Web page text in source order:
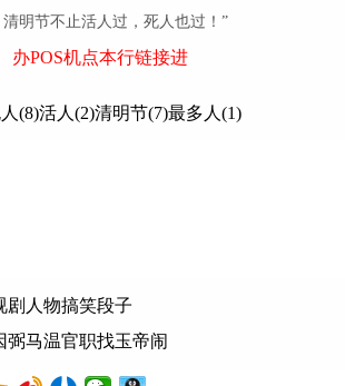
节不止活人过，死人也过！”
办POS机点本行链接进
(8)活人(2)清明节(7)最多人(1)
剧人物搞笑段子
弼马温官职找玉帝闹